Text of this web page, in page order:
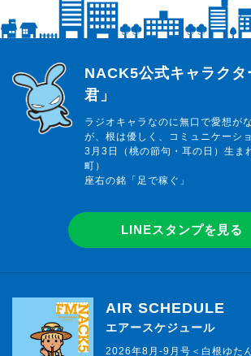
らじっと君
NACK5公式キャラクタ
君」
ラジオキャラなのに無口で愛想が
が、根は優しく、コミュニケーシ
3月3日（桃の節句・耳の日）生ま
町）
座右の銘「足で稼ぐ」
LINEスタンプを見る
AIR SCHEDULE
エアースケジュール
2026年8月-9月号＜白根ゆた